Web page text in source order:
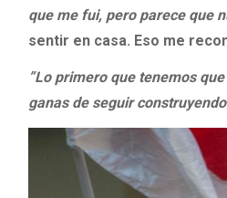
que me fui, pero parece que
sentir en casa. Eso me
”Lo primero que tenemos
ganas de seguir